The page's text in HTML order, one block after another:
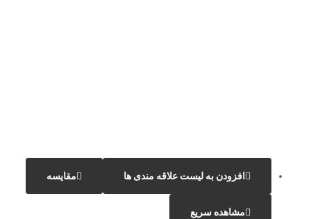
افزودن به لیست علاقه مندی ها مقایسه
مشاهده سریع